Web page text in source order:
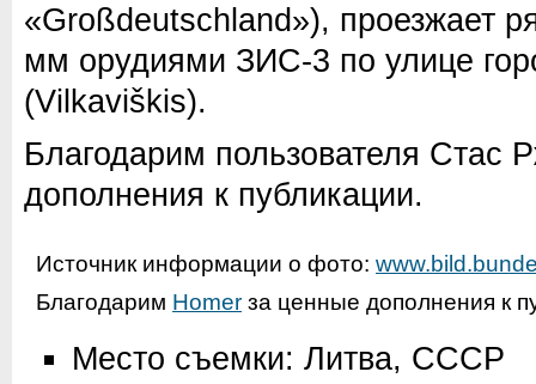
«Großdeutschland»), проезжает
мм орудиями ЗИС-3 по улице
(Vilkaviškis).
Благодарим пользователя Стас
дополнения к публикации.
Источник информации о фото:
Благодарим Homer за ценные дополнения к
Место съемки: Литва, СССР